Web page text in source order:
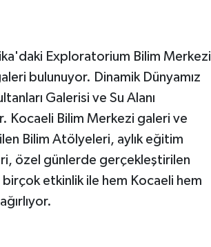
Exploratorium Bilim Merkezi
bulunuyor. Dinamik Dünyamız
Galerisi ve Su Alanı
Kocaeli Bilim Merkezi galeri ve
Bilim Atölyeleri, aylık eğitim
özel günlerde gerçekleştirilen
etkinlik ile hem Kocaeli hem